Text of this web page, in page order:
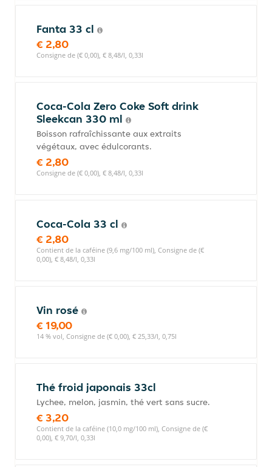
Fanta 33 cl
€ 2,80
Consigne de (€ 0,00), € 8,48/l, 0,33l
Coca-Cola Zero Coke Soft drink
Sleekcan 330 ml
Boisson rafraîchissante aux extraits
végétaux, avec édulcorants.
€ 2,80
Consigne de (€ 0,00), € 8,48/l, 0,33l
Coca-Cola 33 cl
€ 2,80
Contient de la caféine (9,6 mg/100 ml), Consigne de (€
0,00), € 8,48/l, 0,33l
Vin rosé
€ 19,00
14 % vol, Consigne de (€ 0,00), € 25,33/l, 0,75l
Thé froid japonais 33cl
Lychee, melon, jasmin, thé vert sans sucre.
€ 3,20
Contient de la caféine (10,0 mg/100 ml), Consigne de (€
0,00), € 9,70/l, 0,33l